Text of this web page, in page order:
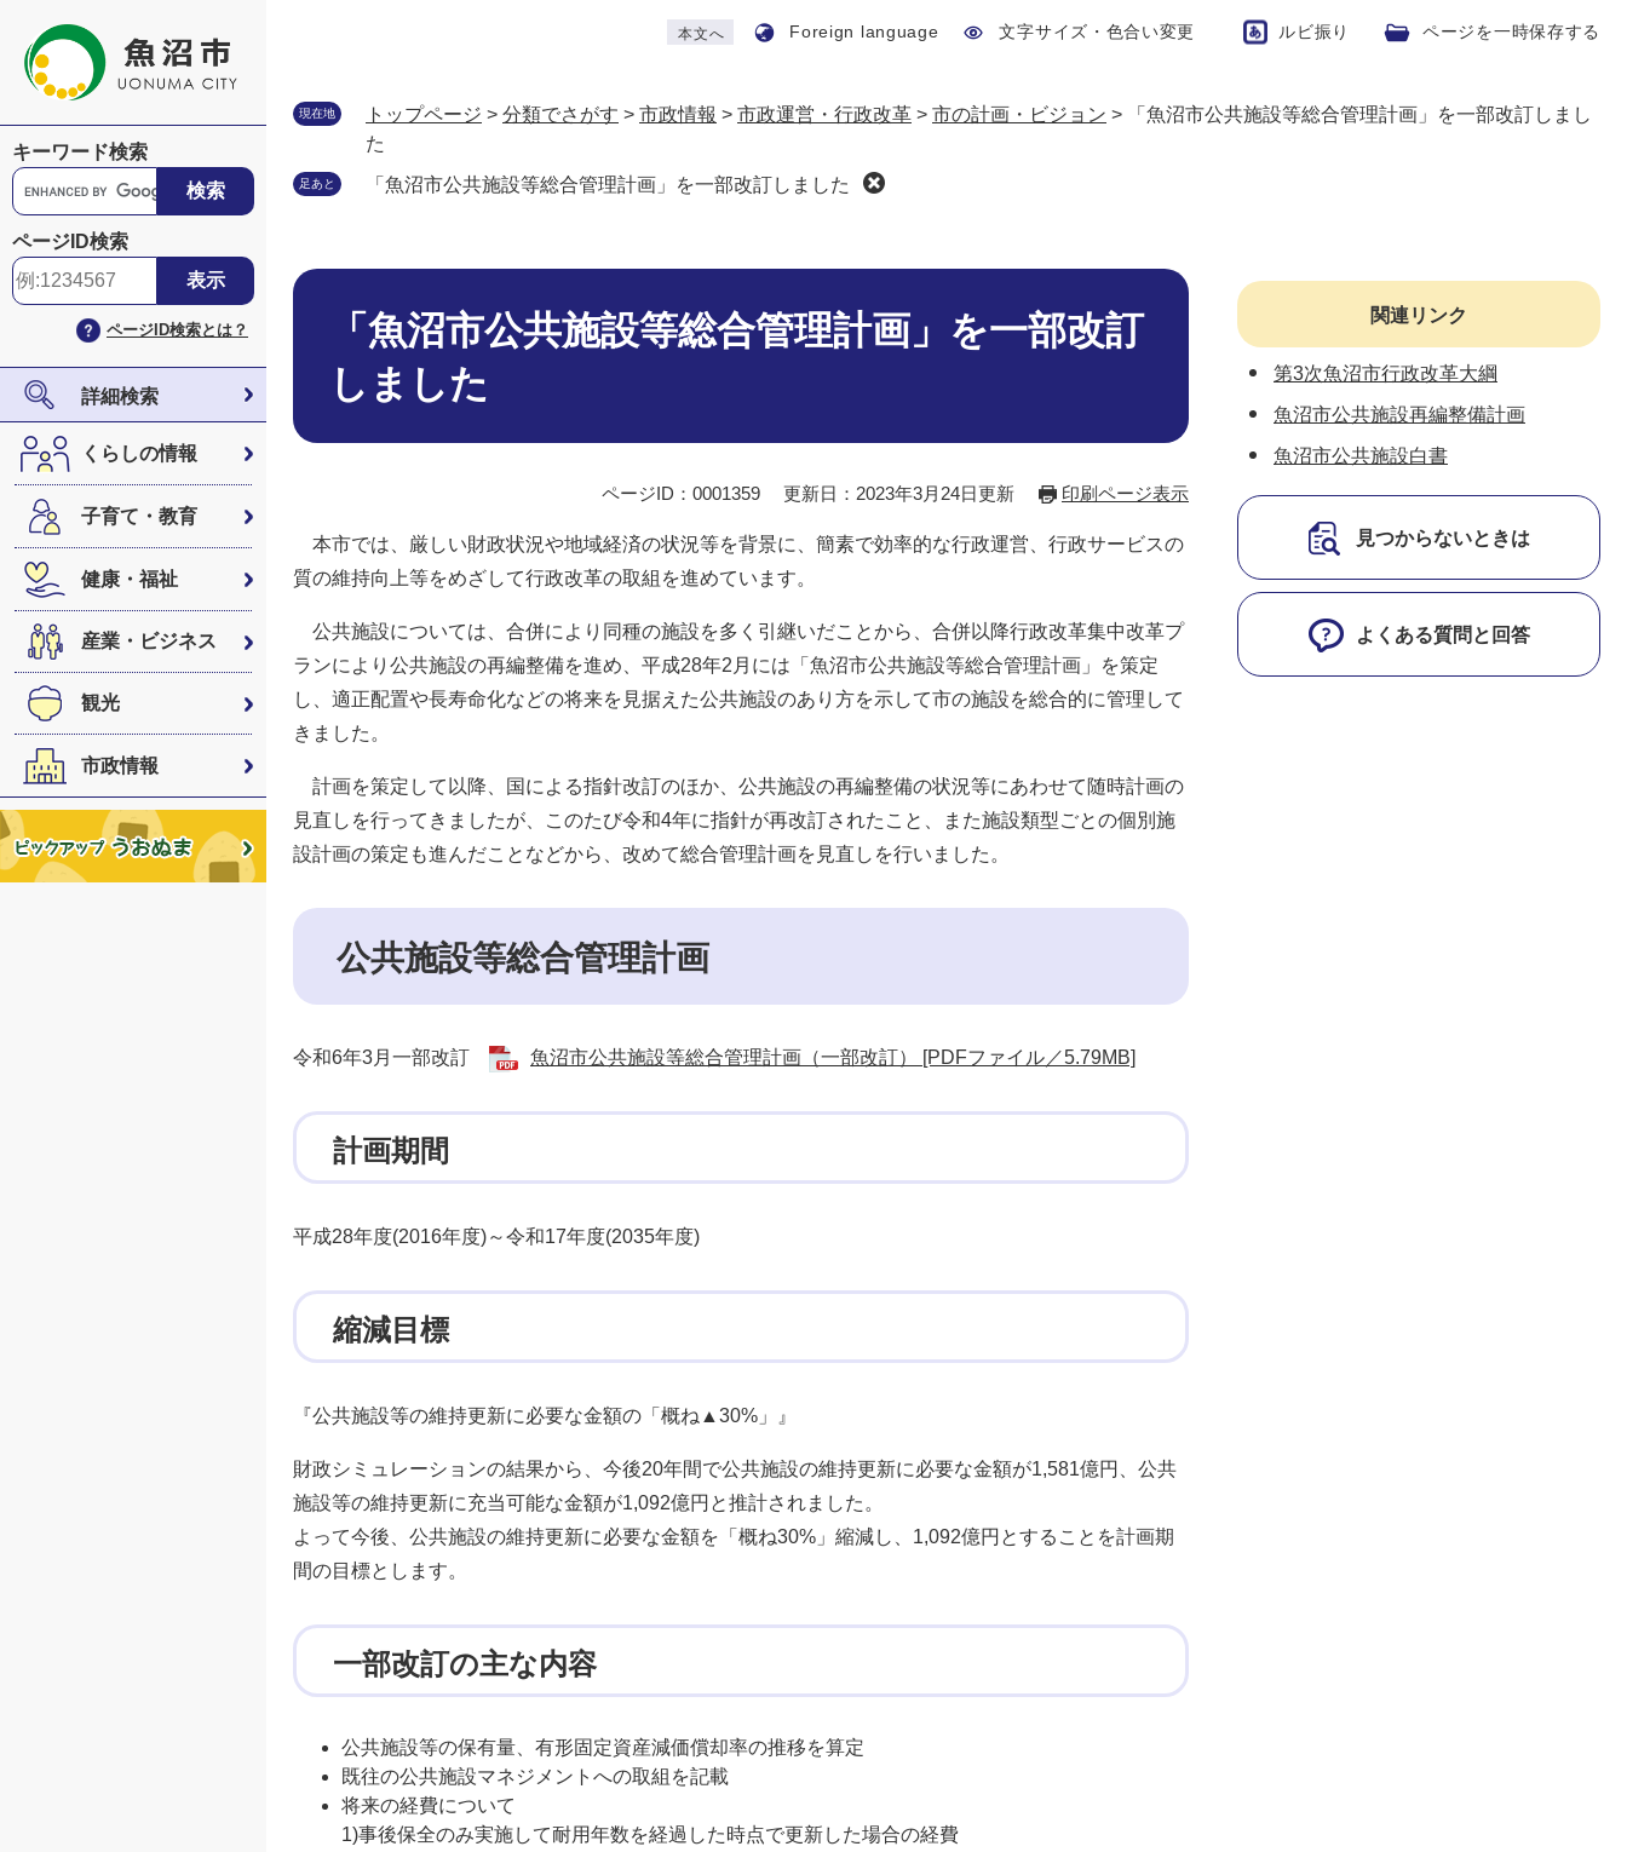
本文へ Foreign language 文字サイズ・色合い変更 ルビ振り ページを一時保存する
キーワード検索
G
o
o
g
ス
タ
ム
検
索
ページID検索
ページID検索とは？
詳細検索
くらしの情報
子育て・教育
健康・福祉
産業・ビジネス
観光
市政情報
現在地 トップページ > 分類でさがす > 市政情報 > 市政運営・行政改革 > 市の計画・ビジョン >
「魚沼市公共施設等総合管理計画」を一部改訂しまし
た
足あと 「魚沼市公共施設等総合管理計画」を一部改訂しました
本
「魚沼市公共施設等総合管理計画」を一部改訂
しました
ページID：0001359 更新日：2023年3月24日更新 印刷ページ表示
本市では、厳しい財政状況や地域経済の状況等を背景に、簡素で効率的な行政運営、行政サービスの
質の維持向上等をめざして行政改革の取組を進めています。
公共施設については、合併により同種の施設を多く引継いだことから、合併以降行政改革集中改革プ
ランにより公共施設の再編整備を進め、平成28年2月には「魚沼市公共施設等総合管理計画」を策定
し、適正配置や長寿命化などの将来を見据えた公共施設のあり方を示して市の施設を総合的に管理して
きました。
計画を策定して以降、国による指針改訂のほか、公共施設の再編整備の状況等にあわせて随時計画の
見直しを行ってきましたが、このたび令和4年に指針が再改訂されたこと、また施設類型ごとの個別施
設計画の策定も進んだことなどから、改めて総合管理計画を見直しを行いました。
公共施設等総合管理計画
令和6年3月一部改訂 魚沼市公共施設等総合管理計画（一部改訂） [PDFファイル／5.79MB]
計画期間
平成28年度(2016年度)～令和17年度(2035年度)
縮減目標
『公共施設等の維持更新に必要な金額の「概ね▲30%」』
財政シミュレーションの結果から、今後20年間で公共施設の維持更新に必要な金額が1,581億円、公共
施設等の維持更新に充当可能な金額が1,092億円と推計されました。
よって今後、公共施設の維持更新に必要な金額を「概ね30%」縮減し、1,092億円とすることを計画期
間の目標とします。
一部改訂の主な内容
公共施設等の保有量、有形固定資産減価償却率の推移を算定
既往の公共施設マネジメントへの取組を記載
将来の経費について
1)事後保全のみ実施して耐用年数を経過した時点で更新した場合の経費
関連リンク
第3次魚沼市行政改革大綱
魚沼市公共施設再編整備計画
魚沼市公共施設白書
見つからないときは
よくある質問と回答